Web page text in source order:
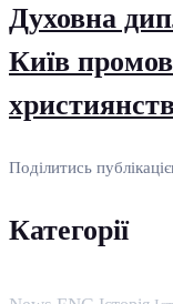
Духовна
Київ
Поділитись
Категорії